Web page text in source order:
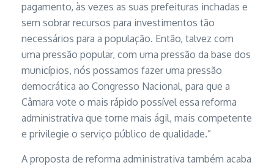
pagamento, às vezes as suas prefeituras inchadas e
sem sobrar recursos para investimentos tão
necessários para a população. Então, talvez com
uma pressão popular, com uma pressão da base dos
municípios, nós possamos fazer uma pressão
democrática ao Congresso Nacional, para que a
Câmara vote o mais rápido possível essa reforma
administrativa que torne mais ágil, mais competente
e privilegie o serviço público de qualidade.”
A proposta de reforma administrativa também acaba